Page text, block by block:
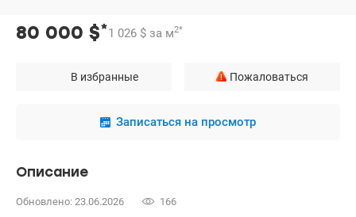
80 000 $*1 026 $ за м2*
В избранные Пожаловаться
Записаться на просмотр
Описание
Обновлено: 23.06.2026 166